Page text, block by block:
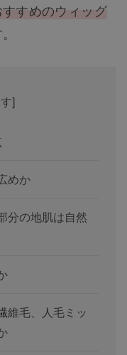
すめのウィッグ
]
めか
分の地肌は自然
維毛、人毛ミッ